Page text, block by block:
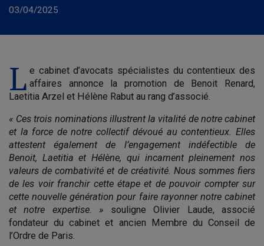
03/04/2025
L e cabinet d’avocats spécialistes du contentieux des
affaires annonce la promotion de Benoit Renard,
Laetitia Arzel et Hélène Rabut au rang d’associé.
« Ces trois nominations illustrent la vitalité de notre cabinet
et la force de notre collectif dévoué au contentieux. Elles
attestent également de l’engagement indéfectible de
Benoit, Laetitia et Hélène, qui incarnent pleinement nos
valeurs de combativité et de créativité. Nous sommes fiers
de les voir franchir cette étape et de pouvoir compter sur
cette nouvelle génération pour faire rayonner notre cabinet
et notre expertise. » souligne Olivier Laude, associé
fondateur du cabinet et ancien Membre du Conseil de
l’Ordre de Paris.